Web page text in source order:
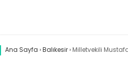
Ana Sayfa ›Balıkesir› Milletvekili